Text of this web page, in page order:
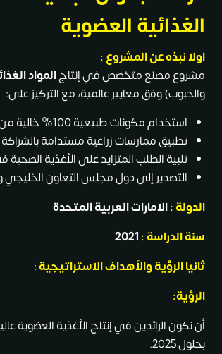
الغذائية العضوية
اولا نبذه عن المشروع :
مشروع مصنع متخصص في إنتاجالمواد
والحبوب) وفق معايير عالمية، مع التركيز على:
استخدام مكونات طبيعية 100% خالية من المواد الحافظة والكيميائية.
تطبيق ممارسات زراعية مستدامة بالشراكة
تلبية الطلب المتزايد على الأغذية
التصدير إلى دول مجلس التعاون الخليجي وأوروبا
الدولة :الامارات العربية المتحدة
سنة الدراسة :2021
ثانياالرؤية والأهداف الاستراتيجية:
الرؤية:
أن نكون الرائدين في إنتاج الأغذية العضوية
بحلول 2025.